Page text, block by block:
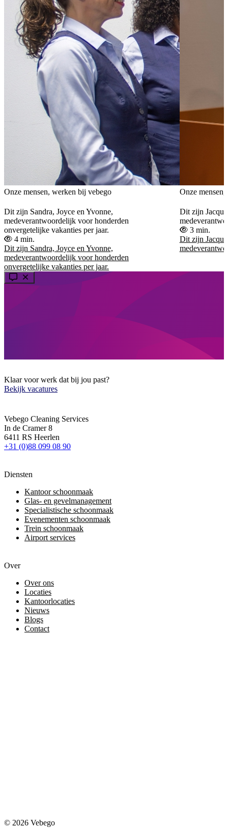
Onze mensen, werken bij vebego
Dit zijn Sandra, Joyce en Yvonne,
medeverantwoordelijk voor honderden
onvergetelijke vakanties per jaar.
4 min.
Dit zijn Sandra, Joyce en Yvonne,
medeverantwoordelijk voor honderden
onvergetelijke vakanties per jaar.
Onze
Dit zijn
3 min.
Dit zijn
Klaar voor werk dat bij jou past?
Bekijk vacatures
Vebego Cleaning Services
In de Cramer 8
6411 RS Heerlen
+31 (0)88 099 08 90
Diensten
Kantoor schoonmaak
Glas- en gevelmanagement
Specialistische schoonmaak
Evenementen schoonmaak
Trein schoonmaak
Airport services
Over
Over ons
Locaties
Kantoorlocaties
Nieuws
Blogs
Contact
© 2026 Vebego